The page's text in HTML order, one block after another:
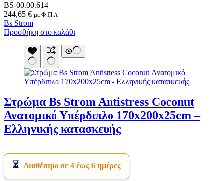
BS-00.00.614
244,65 € με Φ.Π.Α
Bs Strom
Προσθήκη στο καλάθι
Στρώμα Bs Strom Antistress Coconut
Ανατομικό Υπέρδιπλο 170x200x25cm –
Ελληνικής κατασκευής
Διαθέσιμο σε 4 έως 6 ημέρες